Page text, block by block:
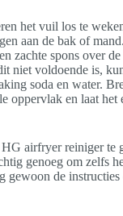
het vuil los te
aan de bak of
zachte spons over
niet voldoende is,
soda en water.
oppervlak en laat
airfryer reiniger te
genoeg om zelfs
gewoon de